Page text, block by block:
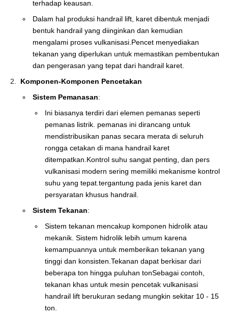
terhadap keausan.
Dalam hal produksi handrail lift, karet dibentuk menjadi
bentuk handrail yang diinginkan dan kemudian
mengalami proses vulkanisasi.Pencet menyediakan
tekanan yang diperlukan untuk memastikan pembentukan
dan pengerasan yang tepat dari handrail karet.
Komponen-Komponen Pencetakan
Sistem Pemanasan:
Ini biasanya terdiri dari elemen pemanas seperti
pemanas listrik. pemanas ini dirancang untuk
mendistribusikan panas secara merata di seluruh
rongga cetakan di mana handrail karet
ditempatkan.Kontrol suhu sangat penting, dan pers
vulkanisasi modern sering memiliki mekanisme kontrol
suhu yang tepat.tergantung pada jenis karet dan
persyaratan khusus handrail.
Sistem Tekanan:
Sistem tekanan mencakup komponen hidrolik atau
mekanik. Sistem hidrolik lebih umum karena
kemampuannya untuk memberikan tekanan yang
tinggi dan konsisten.Tekanan dapat berkisar dari
beberapa ton hingga puluhan tonSebagai contoh,
tekanan khas untuk mesin pencetak vulkanisasi
handrail lift berukuran sedang mungkin sekitar 10 - 15
ton.